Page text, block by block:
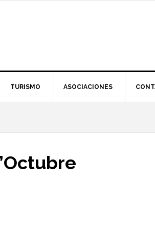
TURISMO ASOCIACIONES